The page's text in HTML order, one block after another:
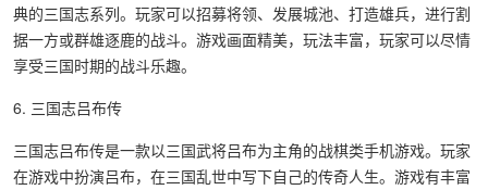
典的三国志系列。玩家可以招募将领、发展城池、打造雄兵，进行割
据一方或群雄逐鹿的战斗。游戏画面精美，玩法丰富，玩家可以尽情
享受三国时期的战斗乐趣。
6. 三国志吕布传
三国志吕布传是一款以三国武将吕布为主角的战棋类手机游戏。玩家
在游戏中扮演吕布，在三国乱世中写下自己的传奇人生。游戏有丰富